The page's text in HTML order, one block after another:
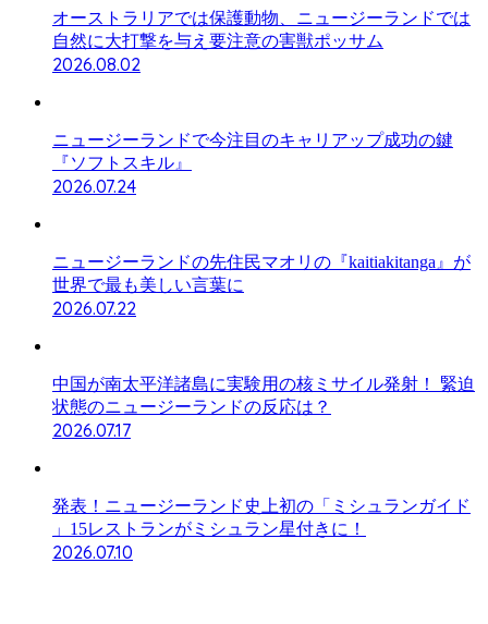
オーストラリアでは保護動物、ニュージーランドでは
自然に大打撃を与え要注意の害獣ポッサム
2026.08.02
ニュージーランドで今注目のキャリアップ成功の鍵
『ソフトスキル』
2026.07.24
ニュージーランドの先住民マオリの『kaitiakitanga』が
世界で最も美しい言葉に
2026.07.22
中国が南太平洋諸島に実験用の核ミサイル発射！ 緊迫
状態のニュージーランドの反応は？
2026.07.17
発表！ニュージーランド史上初の「ミシュランガイド
」15レストランがミシュラン星付きに！
2026.07.10